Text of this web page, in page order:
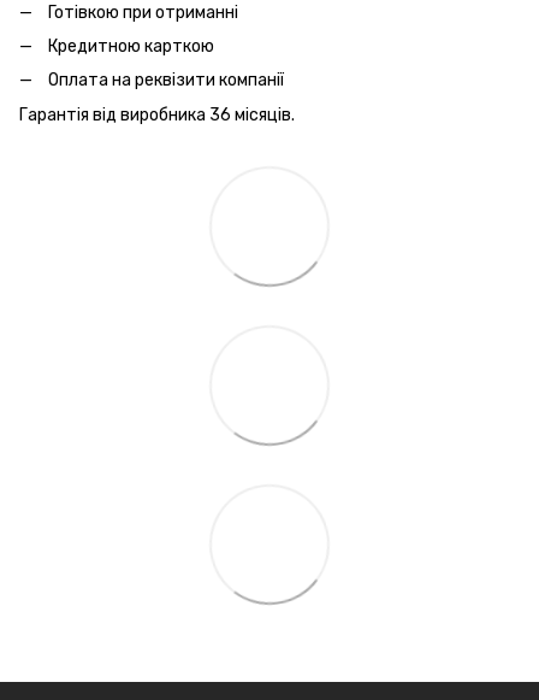
Готівкою при отриманні
Кредитною карткою
Оплата на реквізити компанії
Гарантія від виробника 36 місяців.